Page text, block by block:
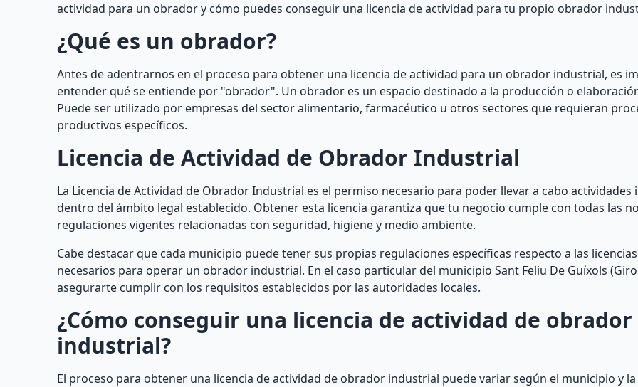
actividad para un obrador y cómo puedes conseguir una licencia de actividad para tu propio obrador
¿Qué es un obrador?
Antes de adentrarnos en el proceso para obtener una licencia de actividad para un obrador industrial, es
entender qué se entiende por "obrador". Un obrador es un espacio destinado a la producción o
Puede ser utilizado por empresas del sector alimentario, farmacéutico u otros sectores que requieran
productivos específicos.
Licencia de Actividad de Obrador Industrial
La Licencia de Actividad de Obrador Industrial es el permiso necesario para poder llevar a cabo actividades
dentro del ámbito legal establecido. Obtener esta licencia garantiza que tu negocio cumple con todas las
regulaciones vigentes relacionadas con seguridad, higiene y medio ambiente.
Cabe destacar que cada municipio puede tener sus propias regulaciones específicas respecto a las
necesarios para operar un obrador industrial. En el caso particular del municipio Sant Feliu De Guíxols
asegurarte cumplir con los requisitos establecidos por las autoridades locales.
¿Cómo conseguir una licencia de actividad de obrador
industrial?
El proceso para obtener una licencia de actividad de obrador industrial puede variar según el municipio y